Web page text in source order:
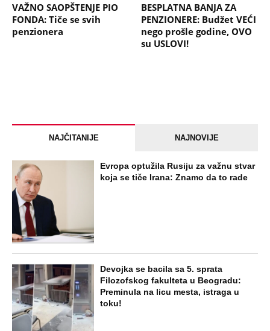
VAŽNO SAOPŠTENJE PIO
FONDA: Tiče se svih
penzionera
BESPLATNA BANJA ZA
PENZIONERE: Budžet VEĆI
nego prošle godine, OVO
su USLOVI!
NAJČITANIJE NAJNOVIJE
Evropa optužila Rusiju za važnu stvar
koja se tiče Irana: Znamo da to rade
Devojka se bacila sa 5. sprata
Filozofskog fakulteta u Beogradu:
Preminula na licu mesta, istraga u
toku!